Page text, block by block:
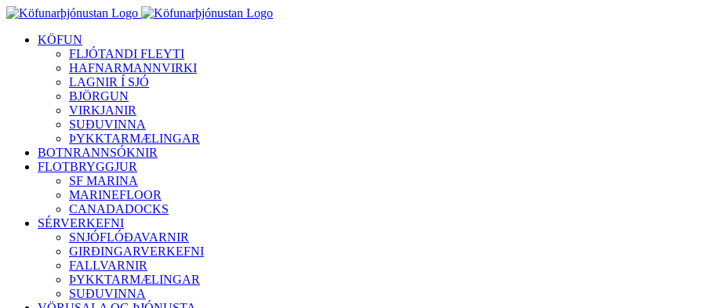
Skip
contentKÖFUN
FLJÓTANDI FLEYTI
HAFNARMANNVIRKI
LAGNIR Í SJÓ
BJÖRGUN
VIRKJANIR
SUÐUVINNA
ÞYKKTARMÆLINGAR
BOTNRANNSÓKNIR
FLOTBRYGGJUR
SF MARINA
MARINEFLOOR
CANADADOCKS
SÉRVERKEFNI
SNJÓFLÓÐAVARNIR
GIRÐINGARVERKEFNI
FALLVARNIR
ÞYKKTARMÆLINGAR
SUÐUVINNA